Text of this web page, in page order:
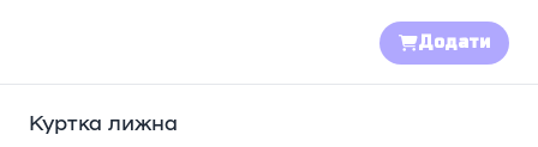
Додати
Куртка лижна